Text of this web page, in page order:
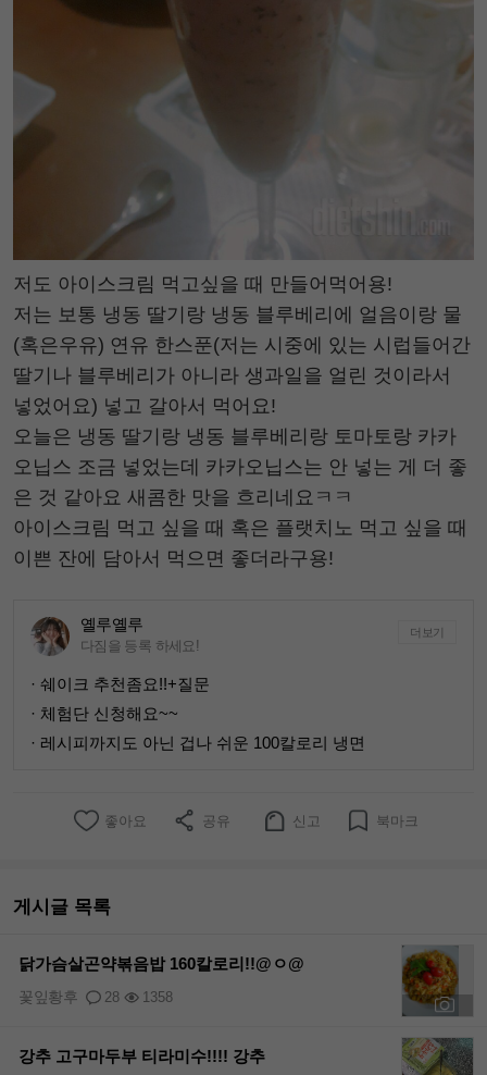
저도 아이스크림 먹고싶을 때 만들어먹어용!
저는 보통 냉동 딸기랑 냉동 블루베리에 얼음이랑 물
(혹은우유) 연유 한스푼(저는 시중에 있는 시럽들어간
딸기나 블루베리가 아니라 생과일을 얼린 것이라서
넣었어요) 넣고 갈아서 먹어요!
오늘은 냉동 딸기랑 냉동 블루베리랑 토마토랑 카카
오닙스 조금 넣었는데 카카오닙스는 안 넣는 게 더 좋
은 것 같아요 새콤한 맛을 흐리네요ㅋㅋ
아이스크림 먹고 싶을 때 혹은 플랫치노 먹고 싶을 때
이쁜 잔에 담아서 먹으면 좋더라구용!
옐루옐루
다짐을 등록 하세요!
더보기
· 쉐이크 추천좀요!!+질문
· 체험단 신청해요~~
· 레시피까지도 아닌 겁나 쉬운 100칼로리 냉면
좋아요 공유 신고 북마크
게시글 목록
닭가슴살곤약볶음밥 160칼로리!!@ㅇ@
28 1358
꽃잎황후
강추 고구마두부 티라미수!!!! 강추